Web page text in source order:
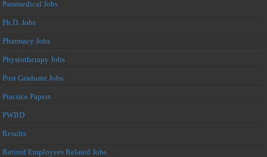
Paramedical Jobs
Ph.D. Jobs
Pharmacy Jobs
Physiotherapy Jobs
Post Graduate Jobs
Practice Papers
PWBD
Results
Retired Employees Related Jobs